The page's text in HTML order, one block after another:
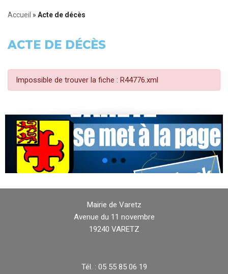
Accueil » Acte de décès
ACTE DE DÉCÈS
Impossible de trouver la fiche : R44776.xml
Mairie de Varetz
Avenue du 11 novembre
19240 VARETZ
Tél. : 05 55 85 06 19